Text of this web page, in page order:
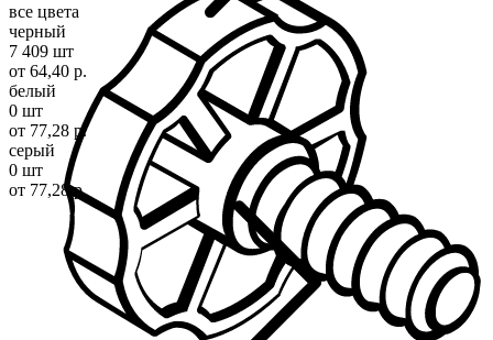
все цвета
черный
7 409 шт
от 64,40 р.
белый
0 шт
от 77,28 р.
серый
0 шт
от 77,28 р.